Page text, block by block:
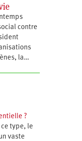
contre
la…
?
type, le
vaste